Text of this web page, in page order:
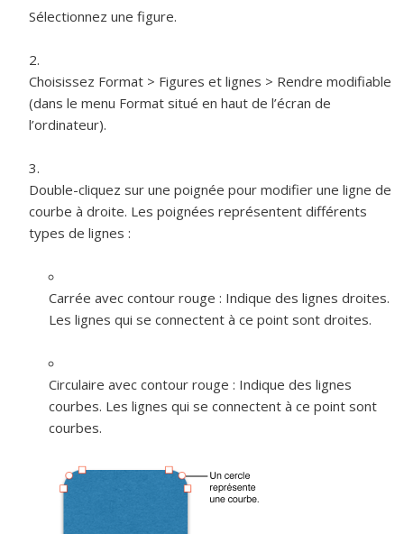
Sélectionnez une figure.
Choisissez Format > Figures et lignes > Rendre modifiable
(dans le menu Format situé en haut de l’écran de
l’ordinateur).
Double-cliquez sur une poignée pour modifier une ligne de
courbe à droite. Les poignées représentent différents
types de lignes :
Carrée avec contour rouge : Indique des lignes droites.
Les lignes qui se connectent à ce point sont droites.
Circulaire avec contour rouge : Indique des lignes
courbes. Les lignes qui se connectent à ce point sont
courbes.